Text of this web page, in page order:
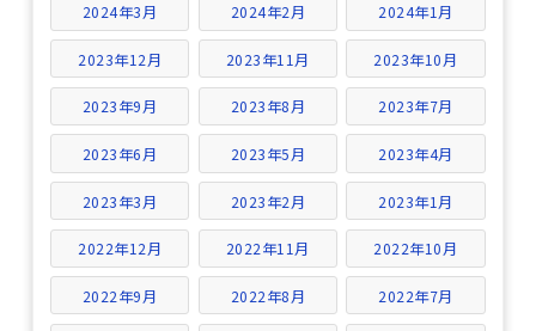
2024年3月 2024年2月 2024年1月
2023年12月 2023年11月 2023年10月
2023年9月 2023年8月 2023年7月
2023年6月 2023年5月 2023年4月
2023年3月 2023年2月 2023年1月
2022年12月 2022年11月 2022年10月
2022年9月 2022年8月 2022年7月